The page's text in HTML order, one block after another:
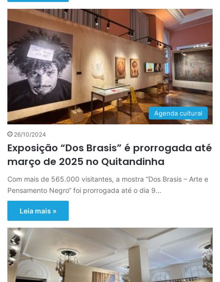
Agenda cultural
26/10/2024
Exposição “Dos Brasis” é prorrogada até
março de 2025 no Quitandinha
Com mais de 565.000 visitantes, a mostra “Dos Brasis – Arte e
Pensamento Negro“ foi prorrogada até o dia 9…
Leia mais »